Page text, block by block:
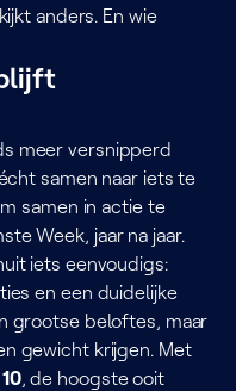
anders. En wie
meer versnipperd
samen naar iets te
samen in actie te
Week, jaar na jaar.
iets eenvoudigs:
en een duidelijke
grootse beloftes, maar
gewicht krijgen. Met
, de hoogste ooit